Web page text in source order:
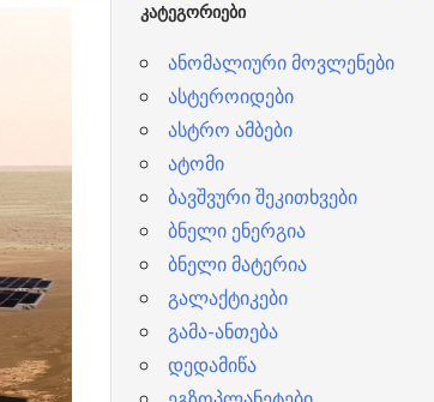
ᲙᲐᲢᲔᲒᲝᲠᲘᲔᲑᲘ
ანომალიური მოვლენები
ასტეროიდები
ასტრო ამბები
ატომი
ბავშვური შეკითხვები
ბნელი ენერგია
ბნელი მატერია
გალაქტიკები
გამა-ანთება
დედამიწა